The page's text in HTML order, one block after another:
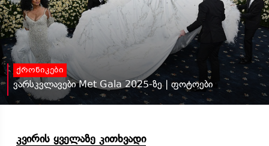
ქრონიკები
ვარსკვლავები Met Gala 2025-ზე | ფოტოები
კვირის ყველაზე კითხვადი